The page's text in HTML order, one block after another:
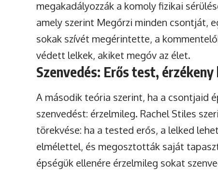
megakadályozzák a komoly fizikai
amely szerint Megőrzi minden csontját,
sokak szívét megérintette, a
védett lelkek, akiket megóv az élet.
Szenvedés: Erős test, érzékeny
A második teória szerint, ha a csontjaid
szenvedést: érzelmileg. Rachel Stiles
törekvése: ha a tested erős, a lelked
elmélettel, és megosztották saját
épségük ellenére érzelmileg sokat